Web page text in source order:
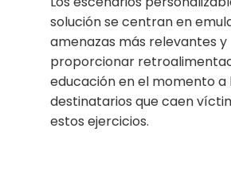
solución se centran en
amenazas más relevantes y
proporcionar
educación en el momento a
destinatarios que caen
estos ejercicios.